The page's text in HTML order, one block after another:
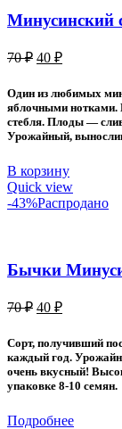
Минусинский
70₽
составляла
70 ₽.
40 ₽Текущая
40 ₽.
Один из любимых
яблочными нотками.
стебля. Плоды —
Урожайный,
В корзину
Quick view
-43%Распродано
Бычки
70₽
составляла
70 ₽.
40 ₽Текущая
40 ₽.
Сорт, получивший
каждый год.
очень вкусный!
упаковке 8-10 семян.
Подробнее